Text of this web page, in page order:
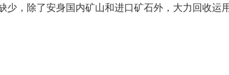
，除了安身国内矿山和进口矿石外，大力回收运